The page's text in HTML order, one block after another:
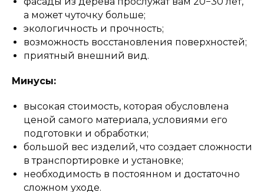
а может чуточку больше;
экологичность и прочность;
возможность восстановления поверхностей;
приятный внешний вид.
Минусы:
высокая стоимость, которая обусловлена
ценой самого материала, условиями его
подготовки и обработки;
большой вес изделий, что создает сложности
в транспортировке и установке;
необходимость в постоянном и достаточно
сложном уходе.